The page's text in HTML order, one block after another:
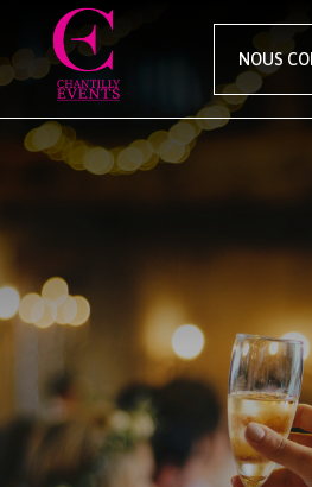
NOUS